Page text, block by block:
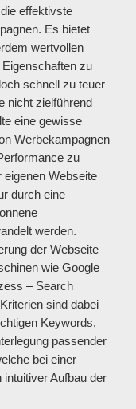
effektivste
Es bietet
wertvollen
zu
schnell zu teuer
nicht zielführend
eine gewisse
Werbekampagnen
zu
eigenen Webseite
durch eine
werden.
der Webseite
wie Google
– Search
sind dabei
Keywords,
passender
bei einer
Aufbau der